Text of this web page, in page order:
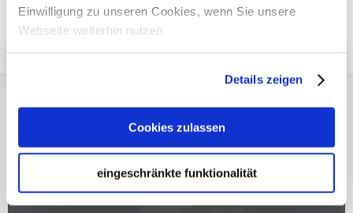
Einwilligung zu unseren Cookies, wenn Sie unsere
Webseite weiterhin nutzen.
Details zeigen
Cookies zulassen
eingeschränkte funktionalität
kontaktieren. Unsere spezialisierten Anwälte beraten
Sie gerne in Ihrem speziellen Fall.
Ähnliche Artikel